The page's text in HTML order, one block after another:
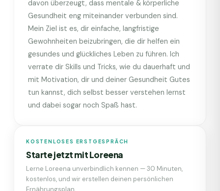
davon überzeugt, dass mentale & körperliche
Gesundheit eng miteinander verbunden sind.
Mein Ziel ist es, dir einfache, langfristige
Gewohnheiten beizubringen, die dir helfen ein
gesundes und glückliches Leben zu führen. Ich
verrate dir Skills und Tricks, wie du dauerhaft und
mit Motivation, dir und deiner Gesundheit Gutes
tun kannst, dich selbst besser verstehen lernst
und dabei sogar noch Spaß hast.
KOSTENLOSES ERSTGESPRÄCH
Starte jetzt mitLoreena
Lerne Loreena unverbindlich kennen — 30 Minuten,
kostenlos, und wir erstellen deinen persönlichen
Ernährungsplan.